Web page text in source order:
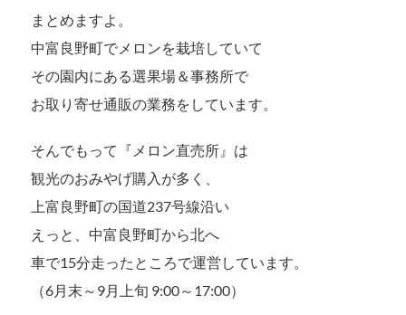
まとめますよ。
中富良野町でメロンを栽培していて
その園内にある選果場＆事務所で
お取り寄せ通販の業務をしています。
そんでもって『メロン直売所』は
観光のおみやげ購入が多く、
上富良野町の国道237号線沿い
えっと、中富良野町から北へ
車で15分走ったところで運営しています。
（6月末～9月上旬 9:00～17:00）